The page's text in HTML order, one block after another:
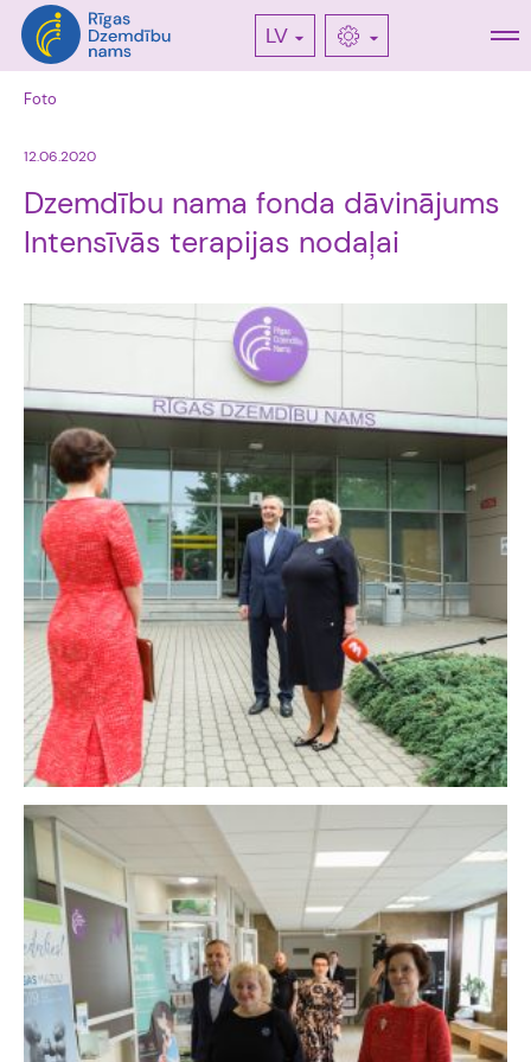
LV
Foto
12.06.2020
Dzemdību nama fonda dāvinājums
Intensīvās terapijas nodaļai